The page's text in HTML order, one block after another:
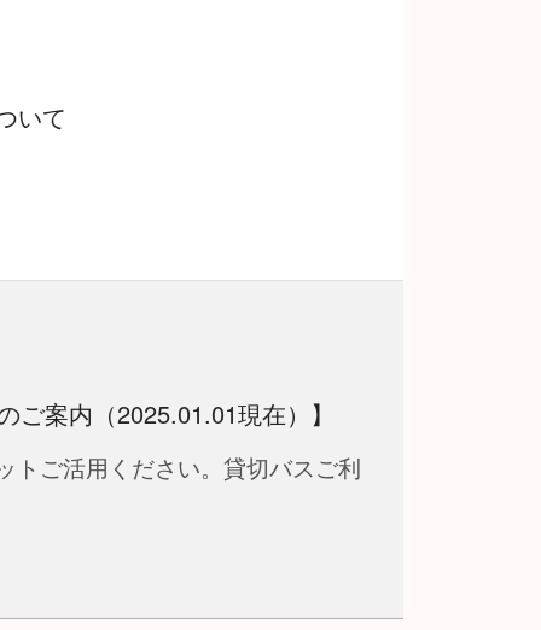
いて
案内（2025.01.01現在）】
ご活用ください。貸切バスご利